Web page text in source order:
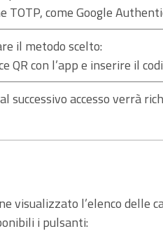
TOTP, come Google
il metodo scelto:
QR con l’app e inserire il
successivo accesso verrà
visualizzato l’elenco delle
i pulsanti: